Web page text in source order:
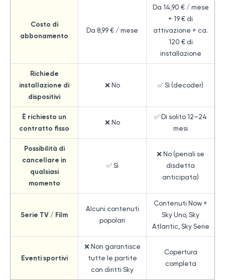
Costo di
abbonamento
Da 8,99 € / mese
Da 14,90 € / mese
+ 19 € di
attivazione + ca.
120 € di
installazione
Richiede
installazione di
dispositivi
❌ No ✅ Sì (decoder)
È richiesto un
contratto fisso
❌ No
✅ Di solito 12–24
mesi
Possibilità di
cancellare in
qualsiasi
momento
✅ Sì
❌ No (penali se
disdetta
anticipata)
Serie TV / Film
Alcuni contenuti
popolari
Contenuti Now +
Sky Uno, Sky
Atlantic, Sky Serie
Eventi sportivi
❌ Non garantisce
tutte le partite
con diritti Sky
Copertura
completa